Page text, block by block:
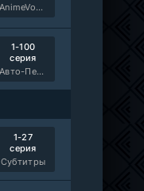
AnimeVost, Субтитры, SHIZA Project, Dream Cast, Reanimedia, AniBaza
1-100
серия
Авто-Перевод
1-27
серия
Субтитры